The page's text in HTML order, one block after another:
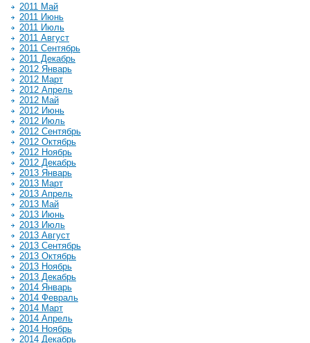
2011 Май
2011 Июнь
2011 Июль
2011 Август
2011 Сентябрь
2011 Декабрь
2012 Январь
2012 Март
2012 Апрель
2012 Май
2012 Июнь
2012 Июль
2012 Сентябрь
2012 Октябрь
2012 Ноябрь
2012 Декабрь
2013 Январь
2013 Март
2013 Апрель
2013 Май
2013 Июнь
2013 Июль
2013 Август
2013 Сентябрь
2013 Октябрь
2013 Ноябрь
2013 Декабрь
2014 Январь
2014 Февраль
2014 Март
2014 Апрель
2014 Ноябрь
2014 Декабрь